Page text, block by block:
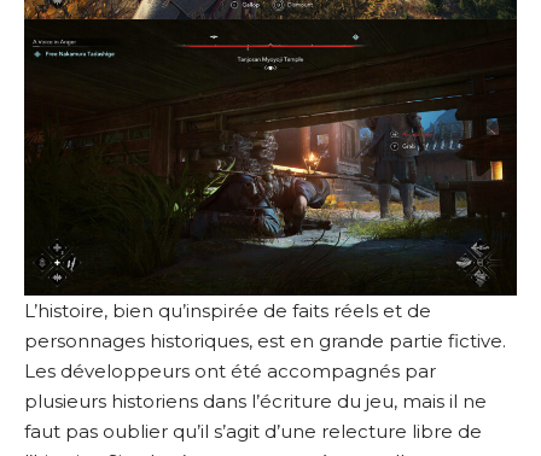
L’histoire, bien qu’inspirée de faits réels et de
personnages historiques, est en grande partie fictive.
Les développeurs ont été accompagnés par
plusieurs historiens dans l’écriture du jeu, mais il ne
faut pas oublier qu’il s’agit d’une relecture libre de